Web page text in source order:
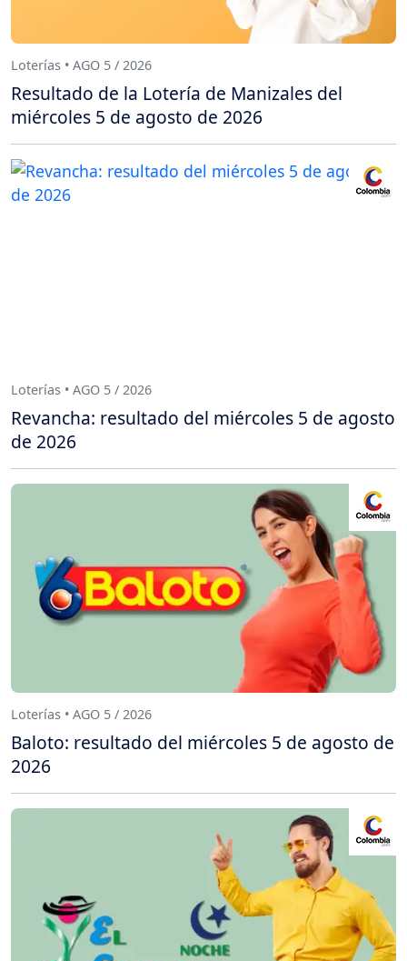
Loterías • AGO 5 / 2026
Resultado de la Lotería de Manizales del
miércoles 5 de agosto de 2026
Loterías • AGO 5 / 2026
Revancha: resultado del miércoles 5 de agosto
de 2026
Loterías • AGO 5 / 2026
Baloto: resultado del miércoles 5 de agosto de
2026